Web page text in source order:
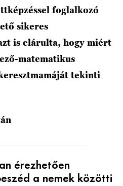
foglalkozó
sikeres
is elárulta, hogy miért
matematikus
tekinti
érezhetően
a nemek közötti